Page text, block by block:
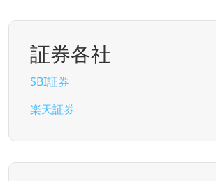
証券各社
SBI証券
楽天証券